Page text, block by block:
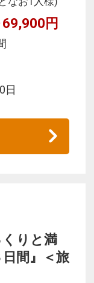
円
日
くりと満
間』＜旅